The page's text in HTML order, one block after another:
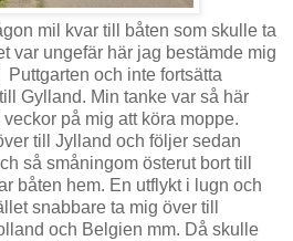
mil kvar till båten som skulle ta
var ungefär här jag bestämde mig
och inte fortsätta
Gylland. Min tanke var så här
på mig att köra moppe.
till Jylland och följer sedan
så småningom österut bort till
båten hem. En utflykt i lugn och
snabbare ta mig över till
och Belgien mm. Då skulle